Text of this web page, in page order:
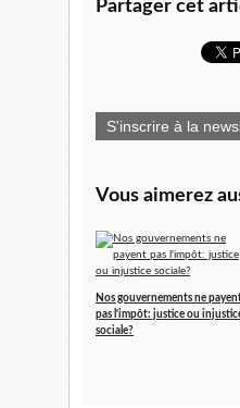
Partager cet
S'inscrire à la
Vous aimerez
Nos gouvernements ne
pas l'impôt: justice ou
sociale?